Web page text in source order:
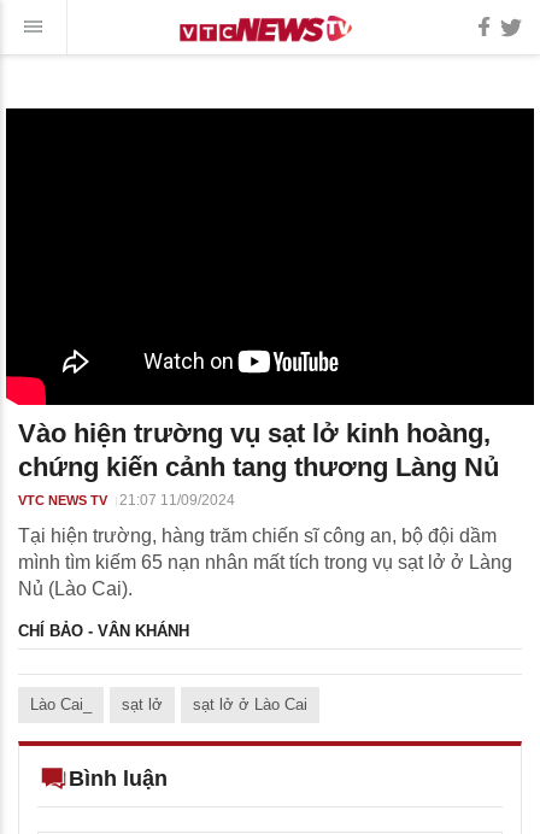
Vào hiện trường vụ sạt lở kinh hoàng,
chứng kiến cảnh tang thương Làng Nủ
VTC NEWS TV 21:07 11/09/2024
Tại hiện trường, hàng trăm chiến sĩ công an, bộ đội dầm
mình tìm kiếm 65 nạn nhân mất tích trong vụ sạt lở ở Làng
Nủ (Lào Cai).
CHÍ BẢO - VÂN KHÁNH
Lào Cai_ sạt lở sạt lở ở Lào Cai
Bình luận